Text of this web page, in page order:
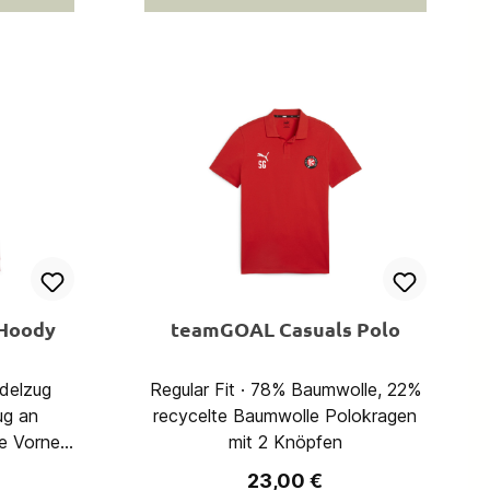
an
Vorne
teamGOAL Casuals Polo
Regular Fit · 78% Baumwolle, 22%
recycelte Baumwolle Polokragen
mit 2 Knöpfen
Regulärer Preis:
23,00 €